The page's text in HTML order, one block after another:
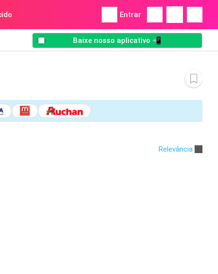
Entrar
Baixe nosso aplicativo 📲
Relevância